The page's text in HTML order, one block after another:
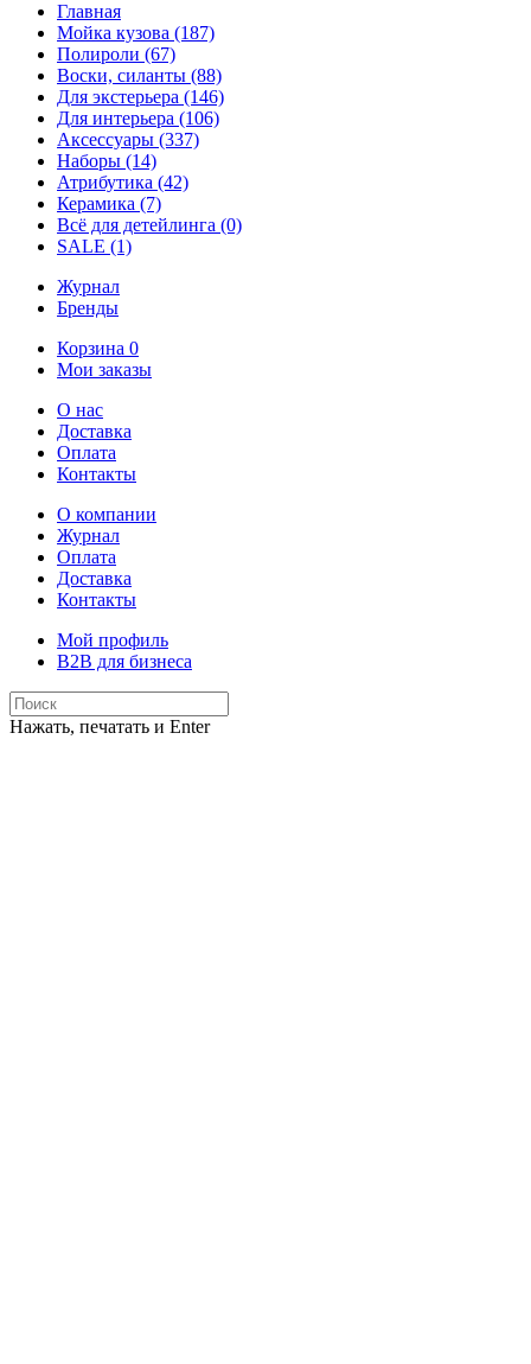
Главная
Мойка кузова (187)
Полироли (67)
Воски, силанты (88)
Для экстерьера (146)
Для интерьера (106)
Аксессуары (337)
Наборы (14)
Атрибутика (42)
Керамика (7)
Всё для детейлинга (0)
SALE (1)
Журнал
Бренды
Корзина 0
Мои заказы
О нас
Доставка
Оплата
Контакты
О компании
Журнал
Оплата
Доставка
Контакты
Мой профиль
B2B для бизнеса
Нажать, печатать и Enter